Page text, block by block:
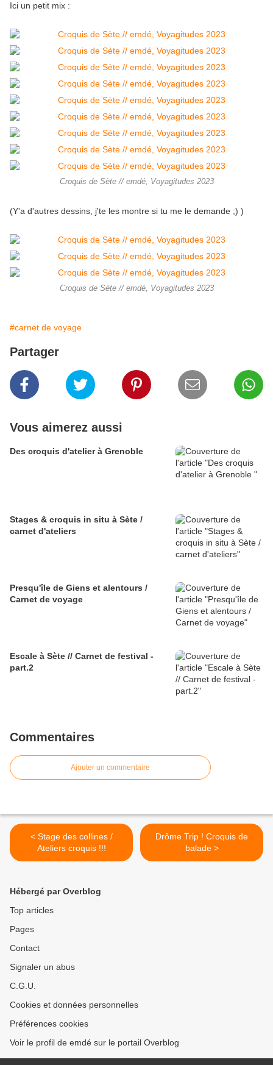
Ici un petit mix :
Croquis de Sète // emdé, Voyagitudes 2023
(Y'a d'autres dessins, j'te les montre si tu me le demande ;) )
Croquis de Sète // emdé, Voyagitudes 2023
#carnet de voyage
Partager
Vous aimerez aussi
Des croquis d'atelier à Grenoble
Stages & croquis in situ à Sète /
carnet d'ateliers
Presqu'île de Giens et alentours /
Carnet de voyage
Escale à Sète // Carnet de festival -
part.2
Commentaires
Ajouter un commentaire
< Stage des collines /
Ateliers croquis !!!
Drôme Trip ! Croquis de
balade >
Hébergé par Overblog
Top articles
Pages
Contact
Signaler un abus
C.G.U.
Cookies et données personnelles
Préférences cookies
Voir le profil de emdé sur le portail Overblog